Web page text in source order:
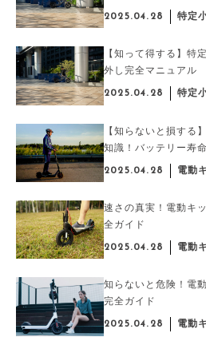
2025.04.28 特定
【知って得する】特
外し完全マニュアル
2025.04.28 特定
【知らないと損する
知識！バッテリー寿
2025.04.28 電動
速さの真実！電動キ
全ガイド
2025.04.28 電動
知らないと危険！電
完全ガイド
2025.04.28 電動